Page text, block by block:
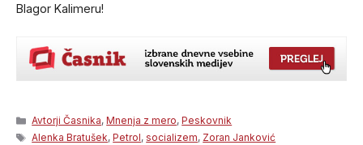
Blagor Kalimeru!
Categories
Avtorji Časnika,Mnenja z mero,Peskovnik
Tags
Alenka Bratušek,Petrol,socializem, Zoran Janković